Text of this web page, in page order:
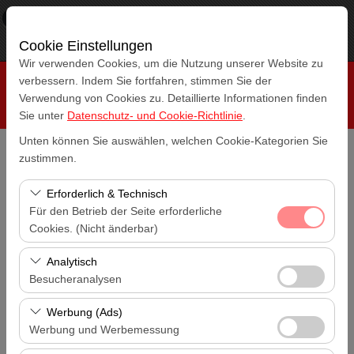
×
Frei - In Google Play
Cookie Einstellungen
Wir verwenden Cookies, um die Nutzung unserer Website zu
verbessern. Indem Sie fortfahren, stimmen Sie der
Verwendung von Cookies zu. Detaillierte Informationen finden
Sie unter Datenschutz- und Cookie-Richtlinie
Unten können Sie auswählen, welchen Cookie-Kategorien Sie
zustimmen.
Erforderlich & Technisch
Für den Betrieb der Seite erforderliche
Cookies. (Nicht änderbar)
Diese Cookies sind für das ordnungsgemäße
Funktionieren der Website, die Sicherheit, die
Sitzungsverwaltung und grundlegende Funktionen
erforderlich. Sie können nicht deaktiviert werden.
Analytisch
Besucheranalysen
Diese Cookies ermöglichen es uns, zu analysieren, wie
unsere Website genutzt wird (Besucherzahl,
meistbesuchte Seiten, Nutzerverhalten). Diese Daten
Werbung (Ads)
Werbung und Werbemessung
Antalya Muratpaşa
Antalya Muratpaşa
Abholdatum & Zeit
Rückgabedatum & Zeit